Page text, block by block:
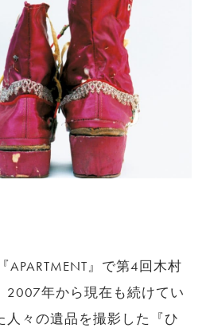
』で第4回木村
2007年から現在も続けてい
人々の遺品を撮影した『ひ